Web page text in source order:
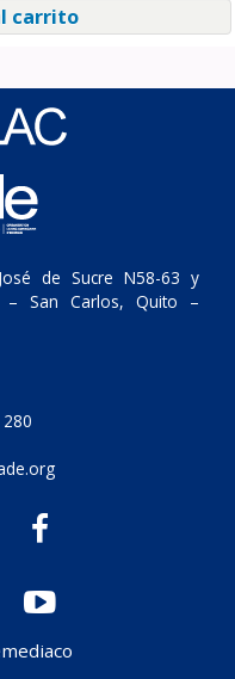
carrito
de Sucre N58-63 y
– San Carlos, Quito –